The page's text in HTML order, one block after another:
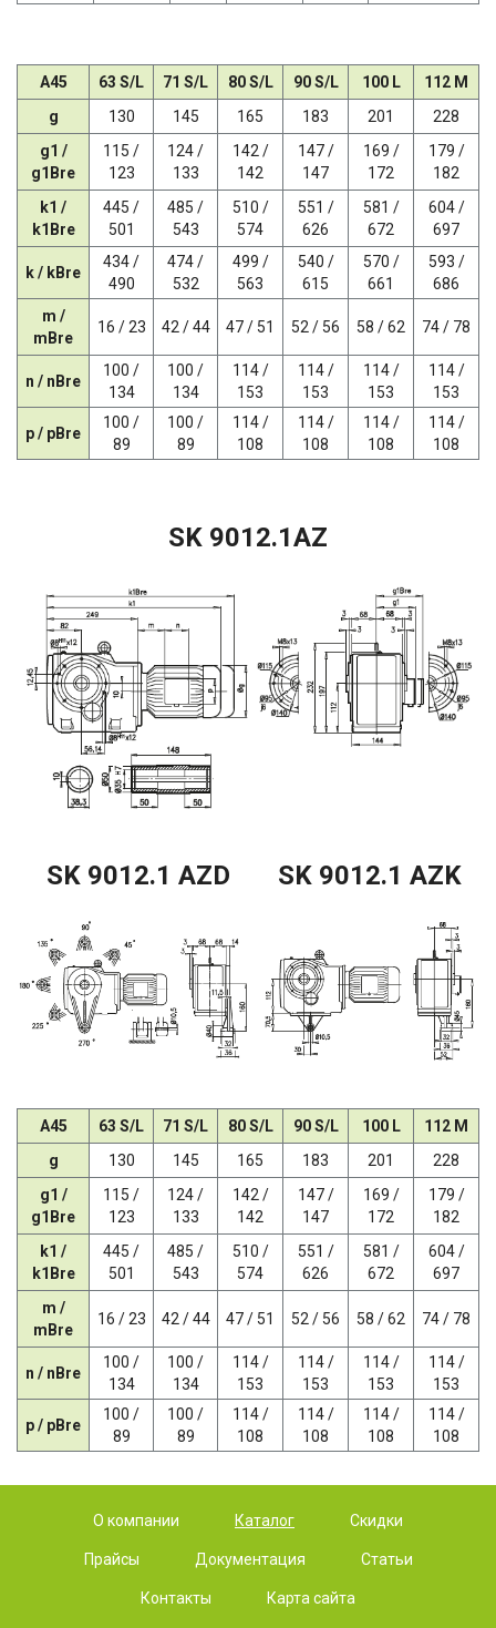
A45 63 S/L 71 S/L 80 S/L 90 S/L 100 L
112 M
g
130 145 165 183 201
228
g1 /
g1Bre
115 /
123
124 /
133
142 /
142
147 /
147
169 /
172
179 /
182
k1 /
k1Bre
445 /
501
485 /
543
510 /
574
551 /
626
581 /
672
604 /
697
k / kBre
434 /
490
474 /
532
499 /
563
540 /
615
570 /
661
593 /
686
m /
mBre
16 / 23 42 / 44 47 / 51 52 / 56 58 / 62 74 / 78
n / nBre
100 /
134
100 /
134
114 /
153
114 /
153
114 /
153
114 /
153
p / pBre
100 /
89
100 /
89
114 /
108
114 /
108
114 /
108
114 /
108
SK 9012.1AZ
SK 9012.1 AZD SK 9012.1 AZK
A45 63 S/L 71 S/L 80 S/L 90 S/L 100 L
112 M
g
130 145 165 183 201
228
g1 /
g1Bre
115 /
123
124 /
133
142 /
142
147 /
147
169 /
172
179 /
182
k1 /
k1Bre
445 /
501
485 /
543
510 /
574
551 /
626
581 /
672
604 /
697
m /
mBre
16 / 23 42 / 44 47 / 51 52 / 56 58 / 62 74 / 78
n / nBre
100 /
134
100 /
134
114 /
153
114 /
153
114 /
153
114 /
153
p / pBre
100 /
89
100 /
89
114 /
108
114 /
108
114 /
108
114 /
108
О компании Каталог Скидки
Прайсы Документация Статьи
Контакты Карта сайта